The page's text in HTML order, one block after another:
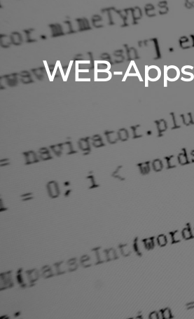
WEB-Apps